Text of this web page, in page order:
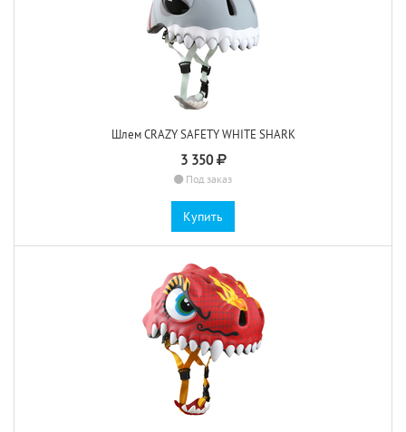
Шлем CRAZY SAFETY WHITE SHARK
3 350
Под заказ
Купить